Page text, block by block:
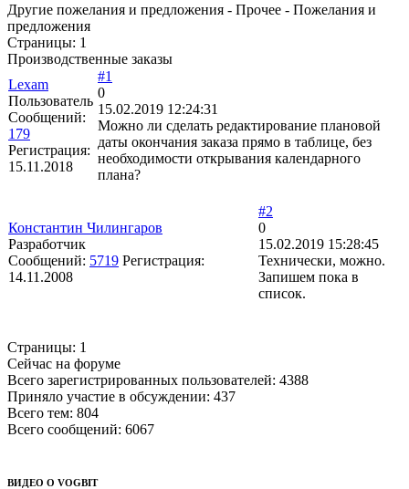
Другие пожелания и предложения - Прочее - Пожелания и
предложения
Страницы: 1
Производственные заказы
Lexam
Пользователь
Сообщений:
179
Регистрация:
15.11.2018
#1
0
15.02.2019 12:24:31
Можно ли сделать редактирование плановой
даты окончания заказа прямо в таблице, без
необходимости открывания календарного
плана?
Константин Чилингаров
Разработчик
Сообщений: 5719 Регистрация:
14.11.2008
#2
0
15.02.2019 15:28:45
Технически, можно.
Запишем пока в
список.
Страницы: 1
Сейчас на форуме
Всего зарегистрированных пользователей: 4388
Приняло участие в обсуждении: 437
Всего тем: 804
Всего сообщений: 6067
ВИДЕО О VOGBIT